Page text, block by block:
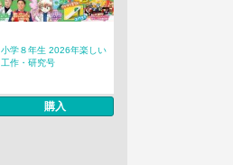
小学８年生 2026年楽しい
工作・研究号
購入